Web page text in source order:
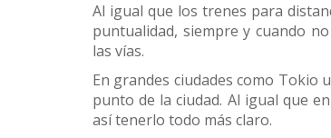
Al igual que los trenes para
puntualidad, siempre y cuando
las vías.
En grandes ciudades como Tokio
punto de la ciudad. Al igual que
así tenerlo todo más claro.